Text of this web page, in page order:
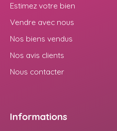
Estimez votre bien
Vendre avec nous
Nos biens vendus
Nos avis clients
Nous contacter
Informations